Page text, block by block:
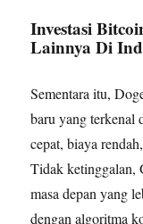
Investasi
Lainnya Di
Sementara itu,
baru yang terkenal
cepat, biaya
Tidak ketinggalan,
masa depan yang
dengan algoritma